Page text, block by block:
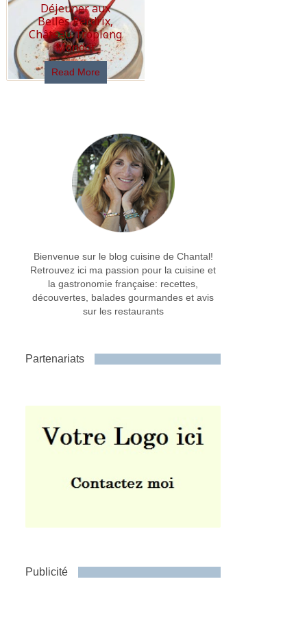
Déjeuner aux
Belles Perdrix,
Château Troplong
Mondot
Read More
Bienvenue sur le blog cuisine de Chantal!
Retrouvez ici ma passion pour la cuisine et
la gastronomie française: recettes,
découvertes, balades gourmandes et avis
sur les restaurants
Partenariats
Publicité